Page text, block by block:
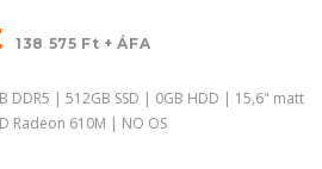
138 575 Ft + ÁFA
DDR5 | 512GB SSD | 0GB HDD | 15,6" matt
Radeon 610M | NO OS